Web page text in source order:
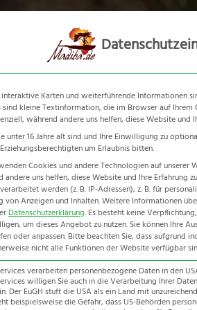
Rainbow
Home-Erlebnisreise-
Karten und weiterführende Informationen
sind kleine Textinformation, die im Browser auf
während andere uns helfen, diese Website und
unter 16 Jahre alt sind und Ihre Einwilligung zu
um Erlaubnis bitten.
Cookies und andere Technologien auf unserer
andere uns helfen, diese Website und Ihre Erfahrung
werden (z. B. IP-Adressen), z. B. für
von Anzeigen und Inhalten.Weitere Informationen
Datenschutzerklärung. Es besteht keine
um dieses Angebot zu nutzen. Sie können Ihre
oder anpassen. Bitte beachten Sie, dass aufgrund
nicht alle Funktionen der Website verfügbar
verarbeiten personenbezogene Daten in den
willigen Sie auch in die Verarbeitung Ihrer
Der EuGH stuft die USA als ein Land mit
beispielsweise die Gefahr, dass US-Behörden